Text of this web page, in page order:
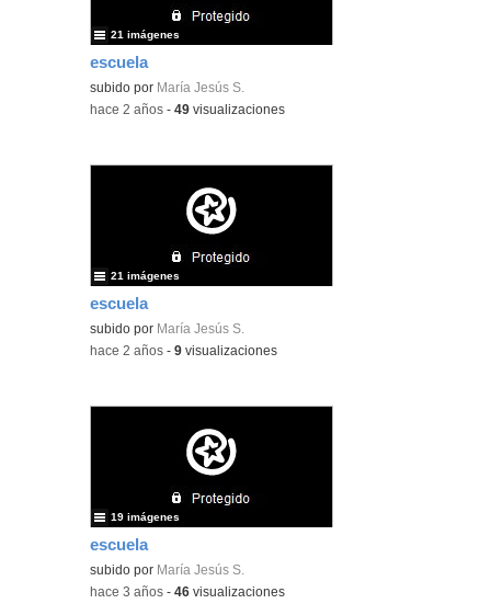
escuela
subido por María Jesús S.
21 imágenes
-hace 2 años -49 visualizaciones
escuela
subido por María Jesús S.
21 imágenes
-hace 2 años -9 visualizaciones
escuela
subido por María Jesús S.
19 imágenes
-hace 3 años -46 visualizaciones